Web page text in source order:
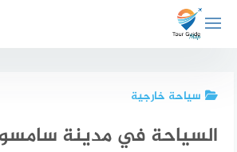
المحتوى
سياحة خارجية